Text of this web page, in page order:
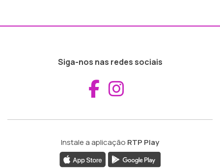
Siga-nos nas redes sociais
Aceder ao
Instale a aplicação RTP Play